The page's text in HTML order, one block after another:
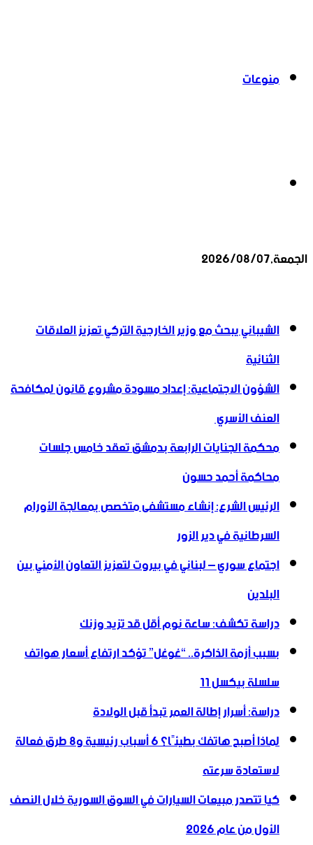
منوعات
الجمعة,2026/08/07
الشيباني يبحث مع وزير الخارجية التركي تعزيز العلاقات
الثنائية
الشؤون الاجتماعية: إعداد مسودة مشروع قانون لمكافحة
العنف الأسري ‏
محكمة الجنايات الرابعة بدمشق تعقد خامس جلسات
محاكمة أحمد حسون
الرئيس الشرع: إنشاء ‌‏مستشفى متخصص بمعالجة الأورام
السرطانية في دير الزور
اجتماع سوري – لبناني في بيروت لتعزيز التعاون ‏الأمني ‏بين
البلدين
دراسة تكشف: ساعة نوم أقل قد تزيد وزنك
بسبب أزمة الذاكرة.. “غوغل” تؤكد ارتفاع أسعار هواتف
سلسلة بيكسل 11
دراسة: أسرار إطالة العمر تبدأ قبل الولادة
لماذا أصبح هاتفك بطيئًا؟ 6 أسباب رئيسية و8 طرق فعالة
لاستعادة سرعته
كيا تتصدر مبيعات السيارات في السوق السورية خلال النصف
الأول من عام 2026